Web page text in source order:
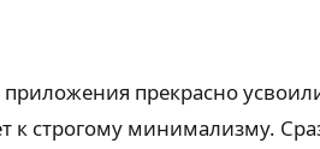
приложения прекрасно
строгому минимализму.